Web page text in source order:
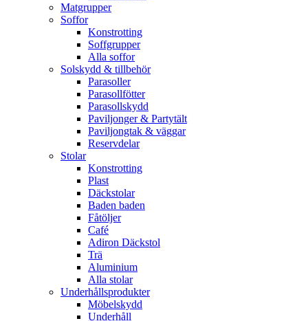
Matgrupper
Soffor
Konstrotting
Soffgrupper
Alla soffor
Solskydd & tillbehör
Parasoller
Parasollfötter
Parasollskydd
Paviljonger & Partytält
Paviljongtak & väggar
Reservdelar
Stolar
Konstrotting
Plast
Däckstolar
Baden baden
Fåtöljer
Café
Adiron Däckstol
Trä
Aluminium
Alla stolar
Underhållsprodukter
Möbelskydd
Underhåll